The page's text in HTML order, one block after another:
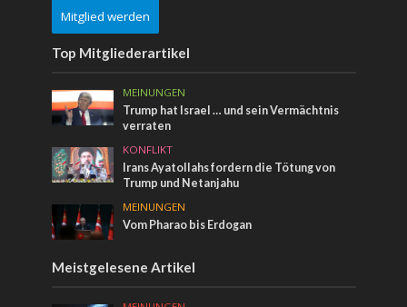
Mitglied werden
Top Mitgliederartikel
MEINUNGEN
Trump hat Israel … und sein Vermächtnis
verraten
KONFLIKT
Irans Ayatollahs fordern die Tötung von
Trump und Netanjahu
MEINUNGEN
Vom Pharao bis Erdogan
Meistgelesene Artikel